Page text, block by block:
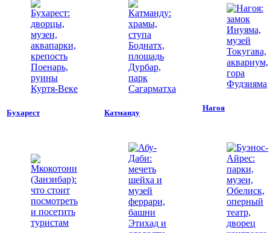
Бухарест Катманду
Нагоя